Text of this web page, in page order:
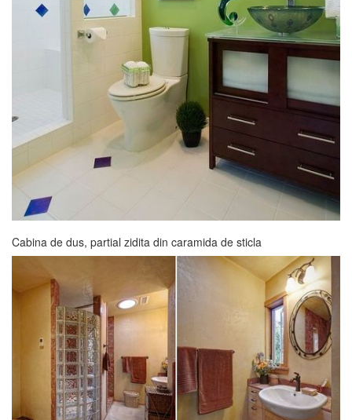
Cabina de dus, partial zidita din caramida de sticla